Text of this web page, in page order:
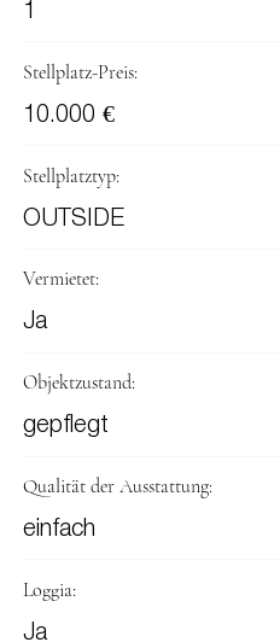
1
Stellplatz-Preis:
10.000 €
Stellplatztyp:
OUTSIDE
Vermietet:
Ja
Objektzustand:
gepflegt
Qualität der Ausstattung:
einfach
Loggia:
Ja